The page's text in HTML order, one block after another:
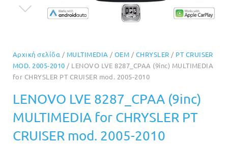
Αρχική σελίδα / MULTIMEDIA / OEM / CHRYSLER / PT CRUISER
MOD. 2005-2010 / LENOVO LVE 8287_CPAA (9inc) MULTIMEDIA
for CHRYSLER PT CRUISER mod. 2005-2010
LENOVO LVE 8287_CPAA (9inc)
MULTIMEDIA for CHRYSLER PT
CRUISER mod. 2005-2010